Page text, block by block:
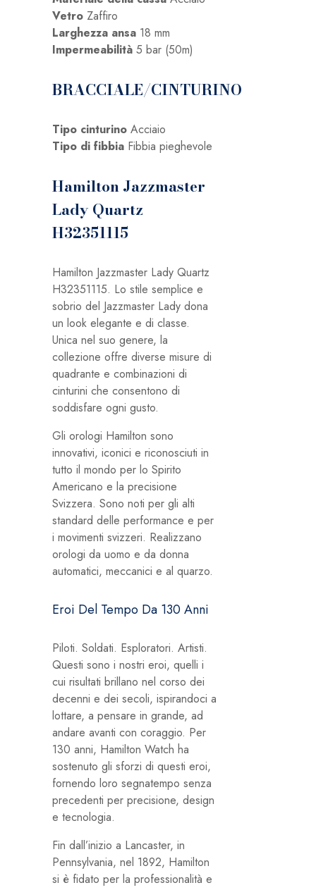
Vetro Zaffiro
Larghezza ansa 18 mm
Impermeabilità 5 bar (50m)
BRACCIALE/CINTURINO
Tipo cinturino Acciaio
Tipo di fibbia Fibbia pieghevole
Hamilton Jazzmaster
Lady Quartz
H32351115
Hamilton Jazzmaster Lady Quartz
H32351115. Lo stile semplice e
sobrio del Jazzmaster Lady dona
un look elegante e di classe.
Unica nel suo genere, la
collezione offre diverse misure di
quadrante e combinazioni di
cinturini che consentono di
soddisfare ogni gusto.
Gli orologi Hamilton sono
innovativi, iconici e riconosciuti in
tutto il mondo per lo Spirito
Americano e la precisione
Svizzera. Sono noti per gli alti
standard delle performance e per
i movimenti svizzeri. Realizzano
orologi da uomo e da donna
automatici, meccanici e al quarzo.
Eroi Del Tempo Da 130 Anni
Piloti. Soldati. Esploratori. Artisti.
Questi sono i nostri eroi, quelli i
cui risultati brillano nel corso dei
decenni e dei secoli, ispirandoci a
lottare, a pensare in grande, ad
andare avanti con coraggio. Per
130 anni, Hamilton Watch ha
sostenuto gli sforzi di questi eroi,
fornendo loro segnatempo senza
precedenti per precisione, design
e tecnologia.
Fin dall’inizio a Lancaster, in
Pennsylvania, nel 1892, Hamilton
si è fidato per la professionalità e